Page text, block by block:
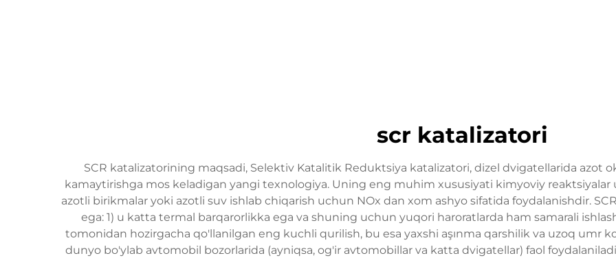
scr katalizatori
SCR katalizatorining maqsadi, Selektiv Katalitik Reduktsiya katalizatori, dizel dvigatellarida azot
kamaytirishga mos keladigan yangi texnologiya. Uning eng muhim xususiyati kimyoviy
azotli birikmalar yoki azotli suv ishlab chiqarish uchun NOx dan xom ashyo sifatida foydalanishdir.
ega: 1) u katta termal barqarorlikka ega va shuning uchun yuqori haroratlarda ham samarali
tomonidan hozirgacha qo'llanilgan eng kuchli qurilish, bu esa yaxshi aşınma qarshilik va uzoq umr
dunyo bo'ylab avtomobil bozorlarida (ayniqsa, og'ir avtomobillar va katta dvigatellar) faol